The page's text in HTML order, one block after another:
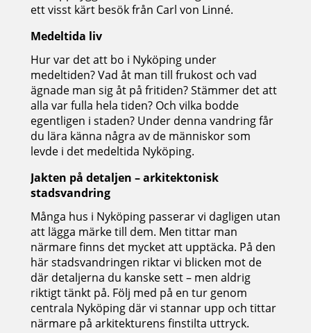
ett visst kärt besök från Carl von Linné.
Medeltida liv
Hur var det att bo i Nyköping under
medeltiden? Vad åt man till frukost och vad
ägnade man sig åt på fritiden? Stämmer det att
alla var fulla hela tiden? Och vilka bodde
egentligen i staden? Under denna vandring får
du lära känna några av de människor som
levde i det medeltida Nyköping.
Jakten på detaljen – arkitektonisk
stadsvandring
Många hus i Nyköping passerar vi dagligen utan
att lägga märke till dem. Men tittar man
närmare finns det mycket att upptäcka. På den
här stadsvandringen riktar vi blicken mot de
där detaljerna du kanske sett – men aldrig
riktigt tänkt på. Följ med på en tur genom
centrala Nyköping där vi stannar upp och tittar
närmare på arkitekturens finstilta uttryck.